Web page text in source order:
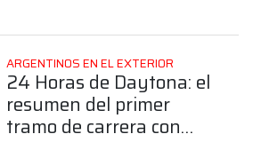
ARGENTINOS EN EL EXTERIOR
24 Horas de Daytona: el
resumen del primer
tramo de carrera con